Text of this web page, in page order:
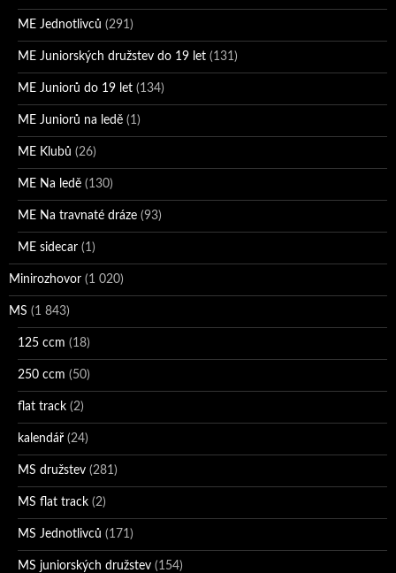
ME Jednotlivců (291)
ME Juniorských družstev do 19 let (131)
ME Juniorů do 19 let (134)
ME Juniorů na ledě (1)
ME Klubů (26)
ME Na ledě (130)
ME Na travnaté dráze (93)
ME sidecar (1)
Minirozhovor (1 020)
MS (1 843)
125 ccm (18)
250 ccm (50)
flat track (2)
kalendář (24)
MS družstev (281)
MS flat track (2)
MS Jednotlivců (171)
MS juniorských družstev (154)